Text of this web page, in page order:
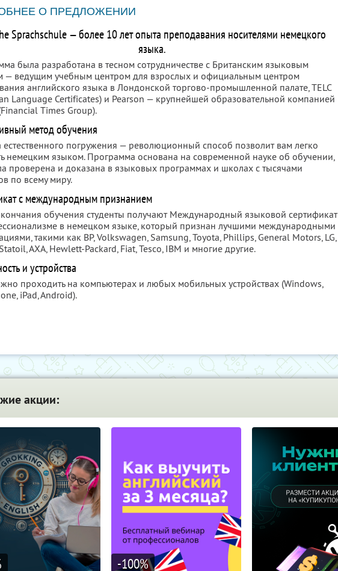
О ПРЕДЛОЖЕНИИ
Sprachschule — более 10 лет опыта преподавания носителями немецкого
языка.
была разработана в тесном сотрудничестве с Британским языковым
— ведущим учебным центром для взрослых и официальным центром
английского языка в Лондонской торгово-промышленной палате, TELC
Language Certificates) и Pearson — крупнейшей образовательной компанией
Times Group).
метод обучения
естественного погружения — революционный способ позволит вам легко
немецким языком. Программа основана на современной науке об обучении,
проверена и доказана в языковых программах и школах с тысячами
по всему миру.
с международным признанием
обучения студенты получают Международный языковой сертификат
в немецком языке, который признан лучшими международными
такими как BP, Volkswagen, Samsung, Toyota, Phillips, General Motors, LG,
AXA, Hewlett-Packard, Fiat, Tesco, IBM и многие другие.
и устройства
проходить на компьютерах и любых мобильных устройствах (Windows,
iPad, Android).
акции:
-100%